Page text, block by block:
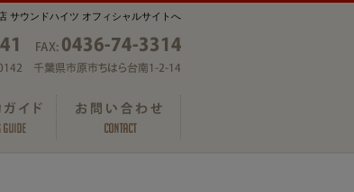
サウンドハイツ オフィシャルサイトへ